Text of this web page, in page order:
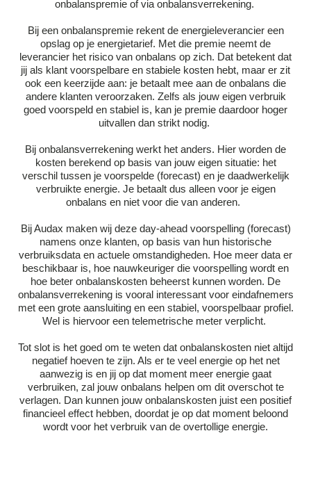
onbalanspremie of via onbalansverrekening.
Bij een onbalanspremie rekent de energieleverancier een
opslag op je energietarief. Met die premie neemt de
leverancier het risico van onbalans op zich. Dat betekent dat
jij als klant voorspelbare en stabiele kosten hebt, maar er zit
ook een keerzijde aan: je betaalt mee aan de onbalans die
andere klanten veroorzaken. Zelfs als jouw eigen verbruik
goed voorspeld en stabiel is, kan je premie daardoor hoger
uitvallen dan strikt nodig.
Bij onbalansverrekening werkt het anders. Hier worden de
kosten berekend op basis van jouw eigen situatie: het
verschil tussen je voorspelde (forecast) en je daadwerkelijk
verbruikte energie. Je betaalt dus alleen voor je eigen
onbalans en niet voor die van anderen.
Bij Audax maken wij deze day-ahead voorspelling (forecast)
namens onze klanten, op basis van hun historische
verbruiksdata en actuele omstandigheden. Hoe meer data er
beschikbaar is, hoe nauwkeuriger die voorspelling wordt en
hoe beter onbalanskosten beheerst kunnen worden. De
onbalansverrekening is vooral interessant voor eindafnemers
met een grote aansluiting en een stabiel, voorspelbaar profiel.
Wel is hiervoor een telemetrische meter verplicht.
Tot slot is het goed om te weten dat onbalanskosten niet altijd
negatief hoeven te zijn. Als er te veel energie op het net
aanwezig is en jij op dat moment meer energie gaat
verbruiken, zal jouw onbalans helpen om dit overschot te
verlagen. Dan kunnen jouw onbalanskosten juist een positief
financieel effect hebben, doordat je op dat moment beloond
wordt voor het verbruik van de overtollige energie.